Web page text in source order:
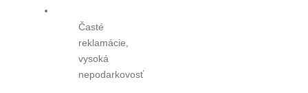
Časté
reklamácie,
vysoká
nepodarkovosť